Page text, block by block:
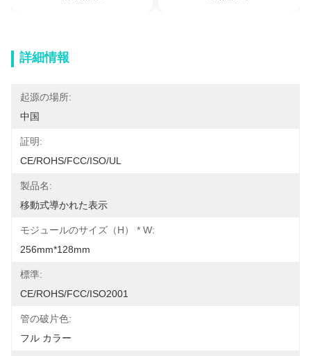
詳細情報
起源の場所:
中国
証明:
CE/ROHS/FCC/ISO/UL
製品名:
移動式導かれた表示
モジュールのサイズ（H） * W:
256mm*128mm
標準:
CE/ROHS/FCC/ISO2001
管の破片色:
フル カラー